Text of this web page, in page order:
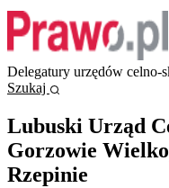
Delegatury urzędów
Szukaj
Lubuski Urząd
Gorzowie
Rzepinie